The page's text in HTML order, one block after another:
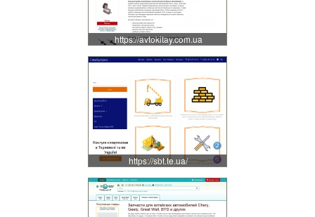
https://avtokitay.com.ua
https://sbt.te.ua/